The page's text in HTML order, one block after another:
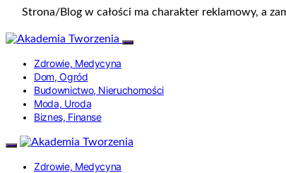
Strona/Blog w całości ma charakter reklamowy, a
Zdrowie, Medycyna
Dom, Ogród
Budownictwo, Nieruchomości
Moda, Uroda
Biznes, Finanse
Zdrowie, Medycyna